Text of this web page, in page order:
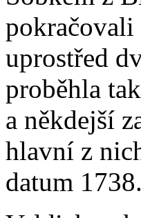
pokračovali
uprostřed
proběhla
a někdejší
hlavní z
datum 1738.